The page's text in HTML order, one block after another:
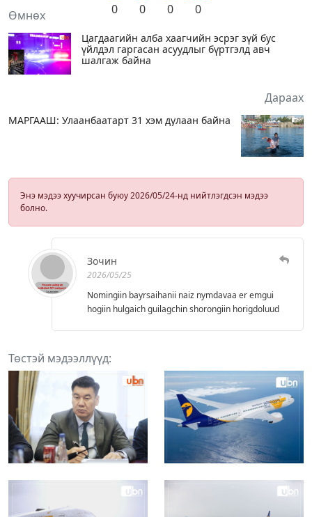
0 0 0 0
Өмнөх
Цагдаагийн алба хаагчийн эсрэг зүй бус
үйлдэл гаргасан асуудлыг бүртгэлд авч
шалгаж байна
Дараах
МАРГААШ: Улаанбаатарт 31 хэм дулаан байна
Энэ мэдээ хуучирсан буюу 2026/05/24-нд нийтлэгдсэн мэдээ
болно.
Зочин
2026/05/25
Nomingiin bayrsaihanii naiz nymdavaa er emgui
hogiin hulgaich guilagchin shorongiin horigdoluud
Төстэй мэдээллүүд: